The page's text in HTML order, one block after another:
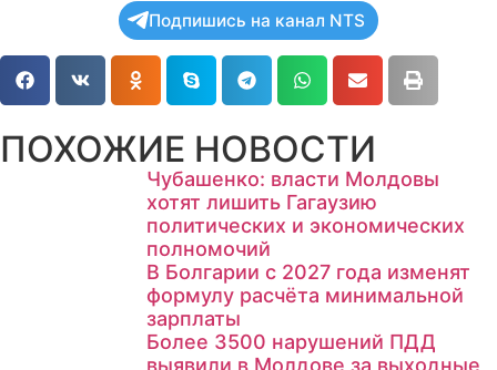
Подпишись на канал NTS
ПОХОЖИЕ НОВОСТИ
Чубашенко: власти Молдовы
хотят лишить Гагаузию
политических и экономических
полномочий
В Болгарии с 2027 года изменят
формулу расчёта минимальной
зарплаты
Более 3500 нарушений ПДД
выявили в Молдове за выходные